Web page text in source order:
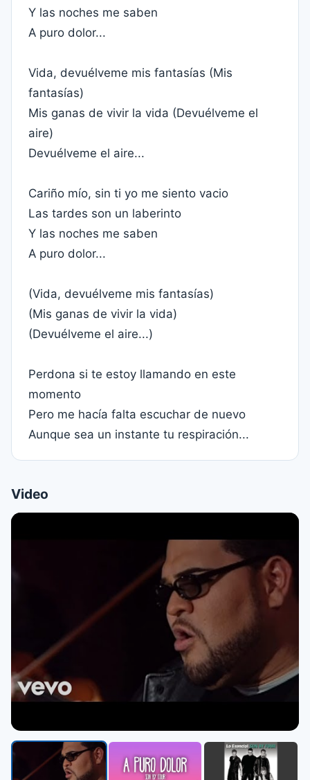
Y las noches me saben
A puro dolor...
Vida, devuélveme mis fantasías (Mis
fantasías)
Mis ganas de vivir la vida (Devuélveme el
aire)
Devuélveme el aire...
Cariño mío, sin ti yo me siento vacio
Las tardes son un laberinto
Y las noches me saben
A puro dolor...
(Vida, devuélveme mis fantasías)
(Mis ganas de vivir la vida)
(Devuélveme el aire...)
Perdona si te estoy llamando en este
momento
Pero me hacía falta escuchar de nuevo
Aunque sea un instante tu respiración...
Video
▶